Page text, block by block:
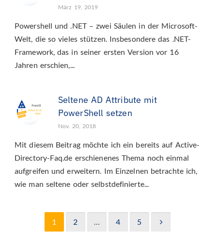
März 19, 2019
Powershell und .NET – zwei Säulen in der Microsoft-
Welt, die so vieles stützen. Insbesondere das .NET-
Framework, das in seiner ersten Version vor 16
Jahren erschien,...
Seltene AD Attribute mit
PowerShell setzen
Nov. 20, 2018
Mit diesem Beitrag möchte ich ein bereits auf Active-
Directory-Faq.de erschienenes Thema noch einmal
aufgreifen und erweitern. Im Einzelnen betrachte ich,
wie man seltene oder selbstdefinierte...
1 2 … 4 5